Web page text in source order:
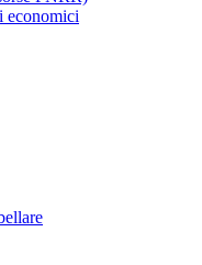
economici